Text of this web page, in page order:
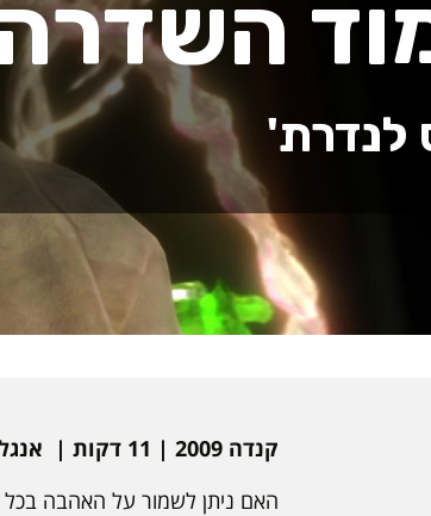
לנדרת'
קנדה 2009 | 11 דקות | אנגלית | אנימציה | כתוביות בעברית
האם ניתן לשמור על האהבה בכל